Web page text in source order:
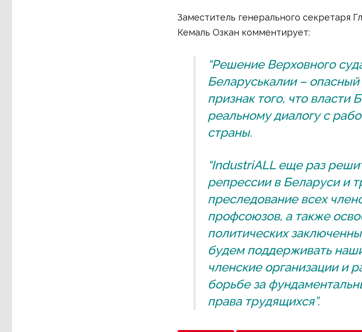
Заместитель генерального секретаря
Кемаль Озкан комментирует:
“Решение Верховного
Беларуськалии –
признак того, что власти
реальному диалогу с
страны.
“IndustriALL еще раз
репрессии в Беларуси и
преследование всех
профсоюзов, а также
политических
будем поддерживать
членские организации и
борьбе за
права трудящихся”.